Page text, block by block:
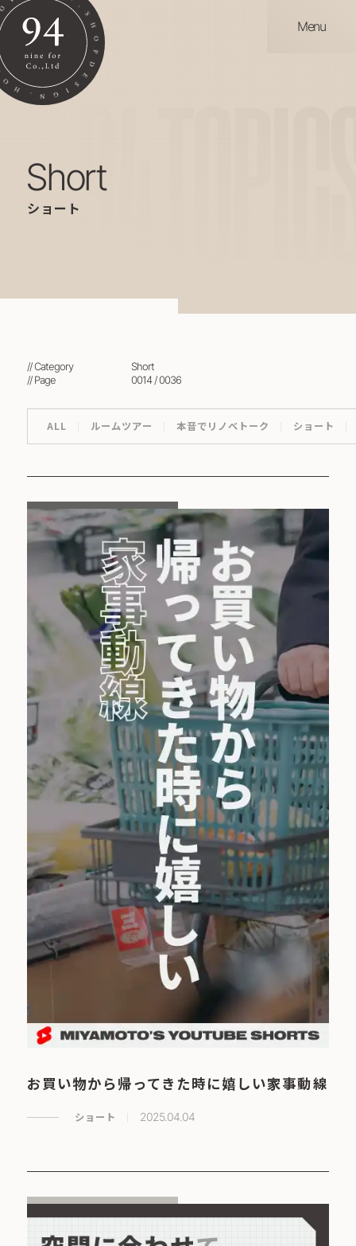
Menu
94
short
ショート
// Category
short
// Page
0014 / 0036
ALL ルームツアー 本音でリノベトーク ショート
お買い物から帰ってきた時に嬉しい家事動線
ショート 2025.04.04